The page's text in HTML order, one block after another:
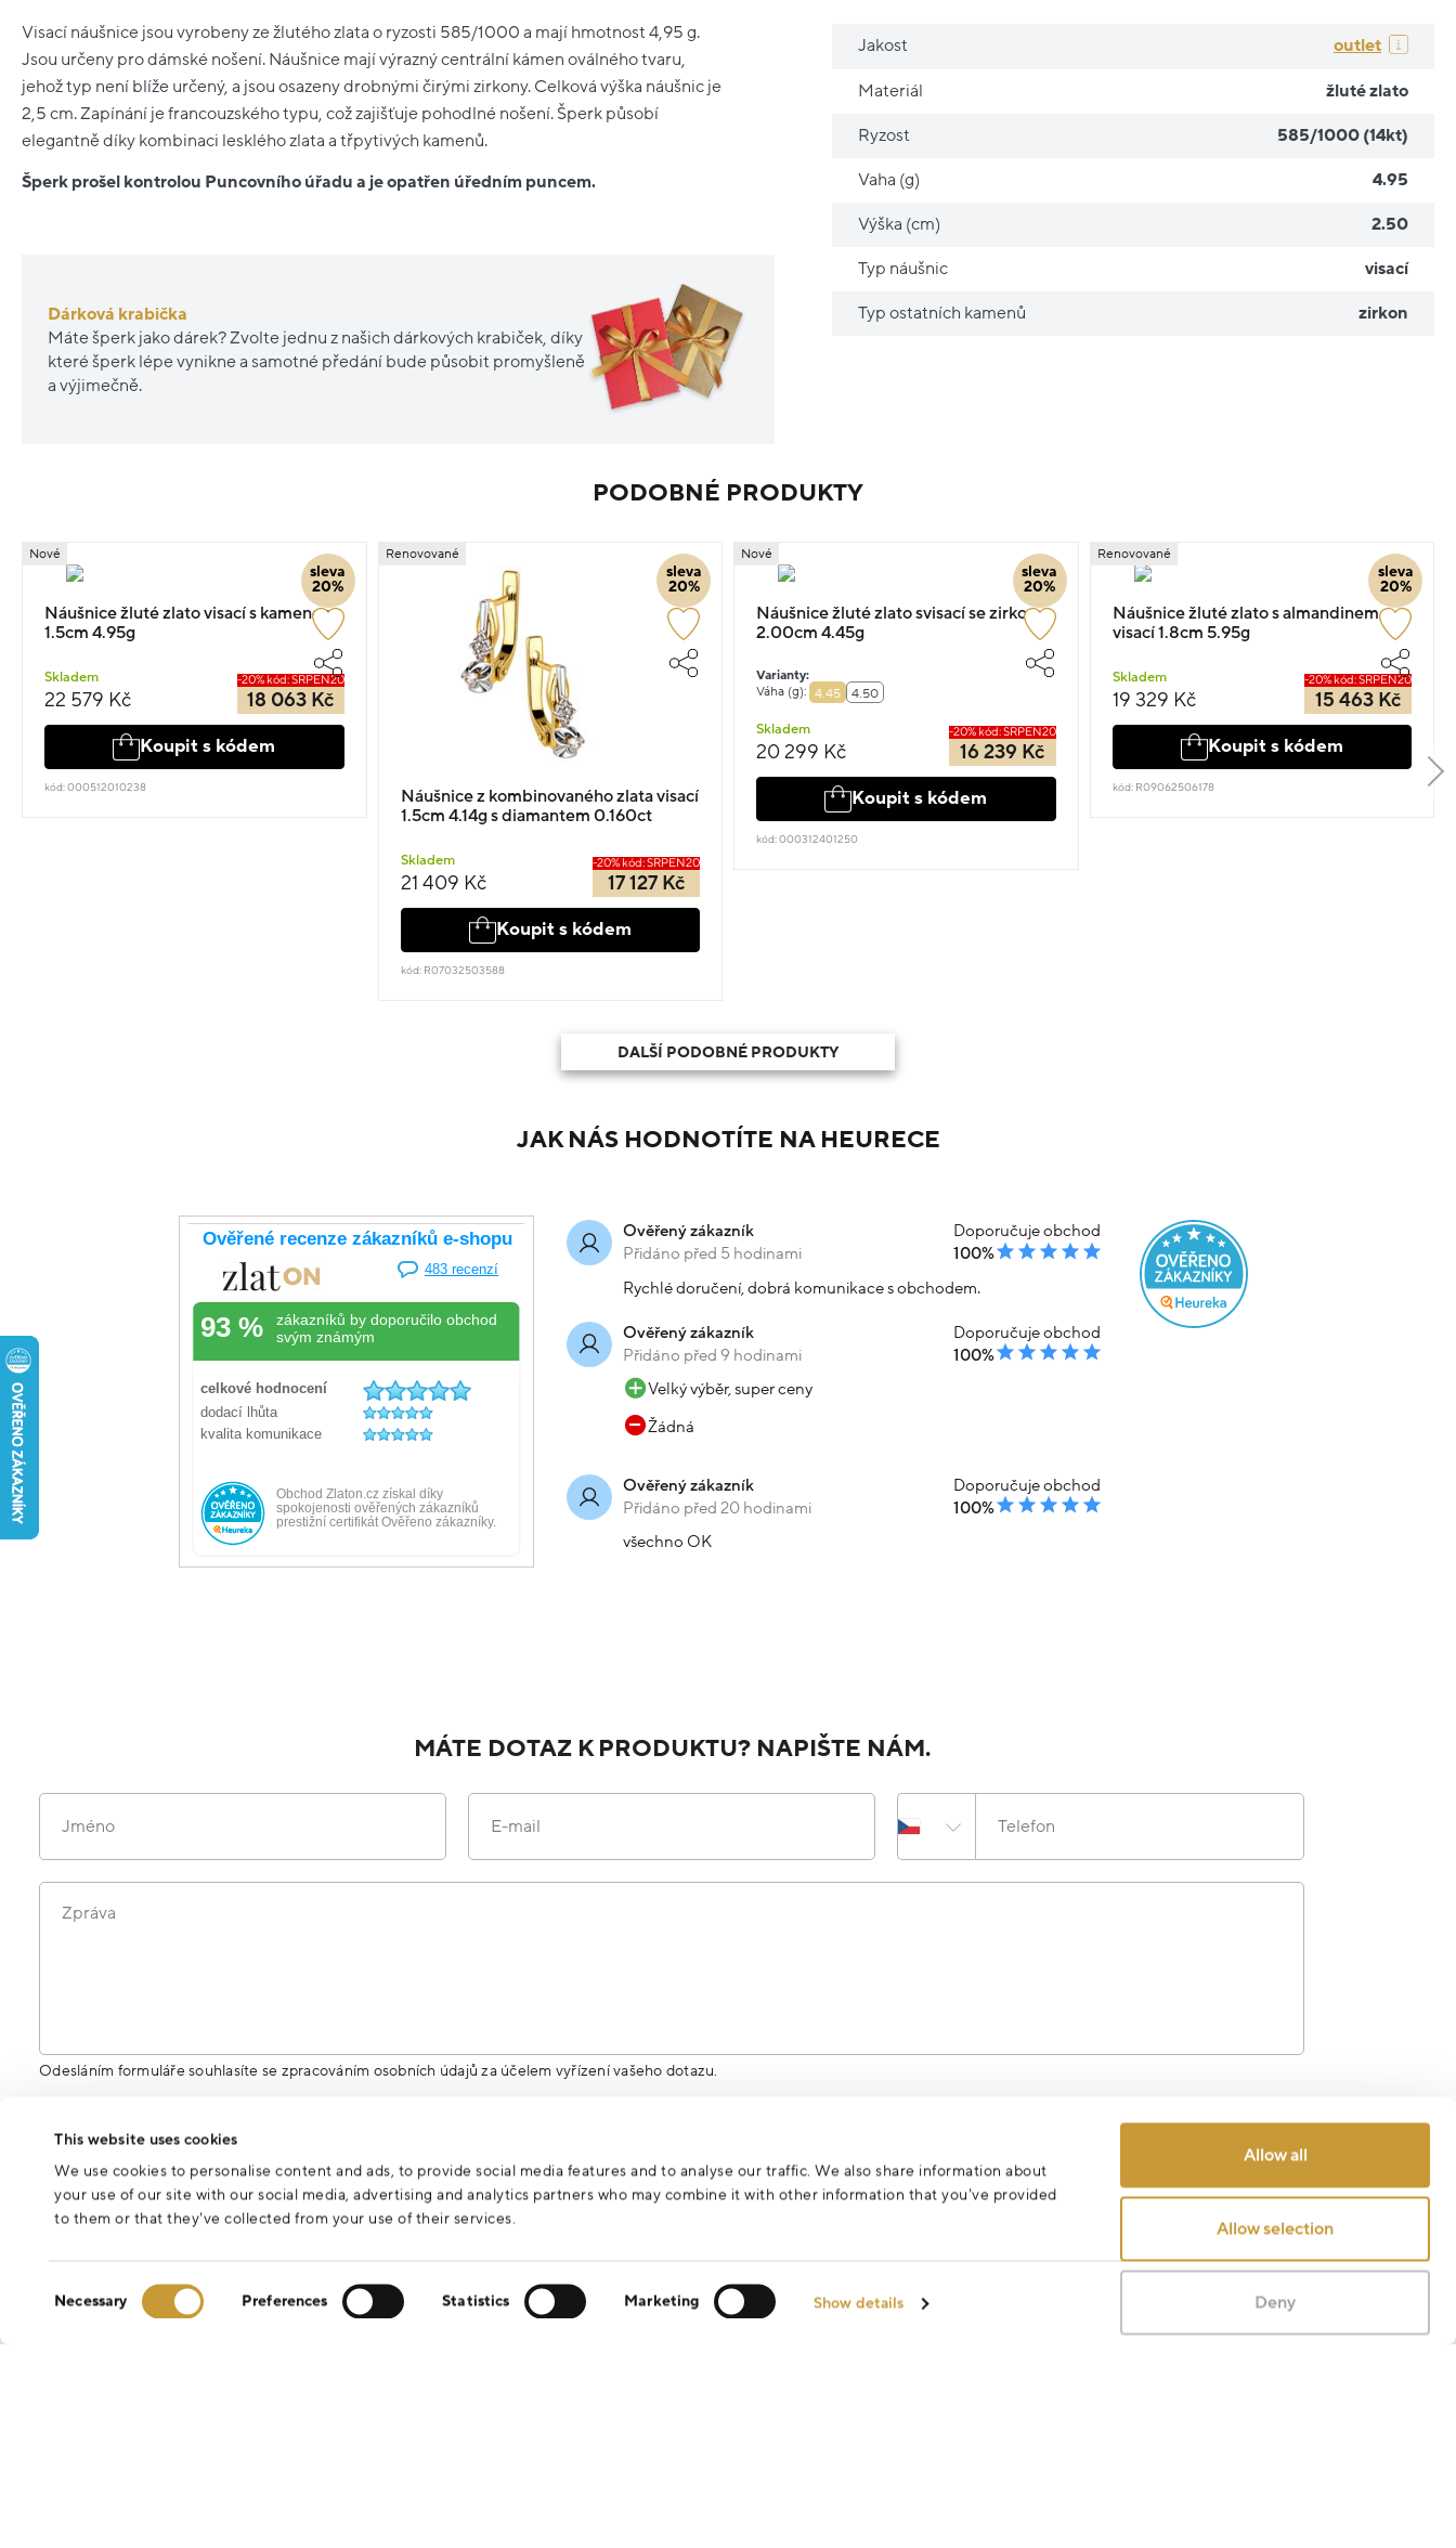
This website uses cookies
We use cookies to personalise content and ads, to provide social media features and to analyse our traffic. We also share information about
your use of our site with our social media, advertising and analytics partners who may combine it with other information that you’ve provided
to them or that they’ve collected from your use of their services.
Necessary Preferences Statistics Marketing Show details
Allow all
Allow selection
Deny
Visací náušnice jsou vyrobeny ze žlutého zlata o ryzosti 585/1000 a mají hmotnost 4,95 g.
Jsou určeny pro dámské nošení. Náušnice mají výrazný centrální kámen oválného tvaru,
jehož typ není blíže určený, a jsou osazeny drobnými čirými zirkony. Celková výška náušnic je
2,5 cm. Zapínání je francouzského typu, což zajišťuje pohodlné nošení. Šperk působí
elegantně díky kombinaci lesklého zlata a třpytivých kamenů.
Šperk prošel kontrolou Puncovního úřadu a je opatřen úředním puncem.
Dárková krabička
Máte šperk jako dárek? Zvolte jednu z našich dárkových krabiček, díky
které šperk lépe vynikne a samotné předání bude působit promyšleně
a výjimečně.
Jakost outlet
Materiál žluté zlato
Ryzost 585/1000 (14kt)
Vaha (g) 4.95
Výška (cm) 2.50
Typ náušnic visací
Typ ostatních kamenů zirkon
PODOBNÉ PRODUKTY
sleva
20%
Nové
Náušnice žluté zlato visací s kamenem
1.5cm 4.95g
Skladem
22 579 Kč
-20% kód: SRPEN20
18 063 Kč
Koupit s kódem
kód: 000512010238
sleva
20%
Renovované
Náušnice z kombinovaného zlata visací
1.5cm 4.14g s diamantem 0.160ct
Skladem
21 409 Kč
-20% kód: SRPEN20
17 127 Kč
Koupit s kódem
kód: R07032503588
sleva
20%
Nové
Náušnice žluté zlato svisací se zirkony
2.00cm 4.45g
Varianty:
Váha (g):
4.45 4.50
Skladem
20 299 Kč
-20% kód: SRPEN20
16 239 Kč
Koupit s kódem
kód: 000312401250
sleva
20%
Renovované
Náušnice žluté zlato s almandinem
visací 1.8cm 5.95g
Skladem
19 329 Kč
-20% kód: SRPEN20
15 463 Kč
Koupit s kódem
kód: R09062506178
DALŠÍ PODOBNÉ PRODUKTY
JAK NÁS HODNOTÍTE NA HEURECE
Ověřený zákazník
Přidáno před 5 hodinami
Doporučuje obchod
100%
Rychlé doručení, dobrá komunikace s obchodem.
Ověřený zákazník
Přidáno před 9 hodinami
Doporučuje obchod
100%
Velký výběr, super ceny
Žádná
Ověřený zákazník
Přidáno před 20 hodinami
Doporučuje obchod
100%
všechno OK
MÁTE DOTAZ K PRODUKTU? NAPIŠTE NÁM.
Jméno E-mail Telefon
Zpráva
Odesláním formuláře souhlasíte se zpracováním osobních údajů za účelem vyřízení vašeho dotazu.
Odeslat